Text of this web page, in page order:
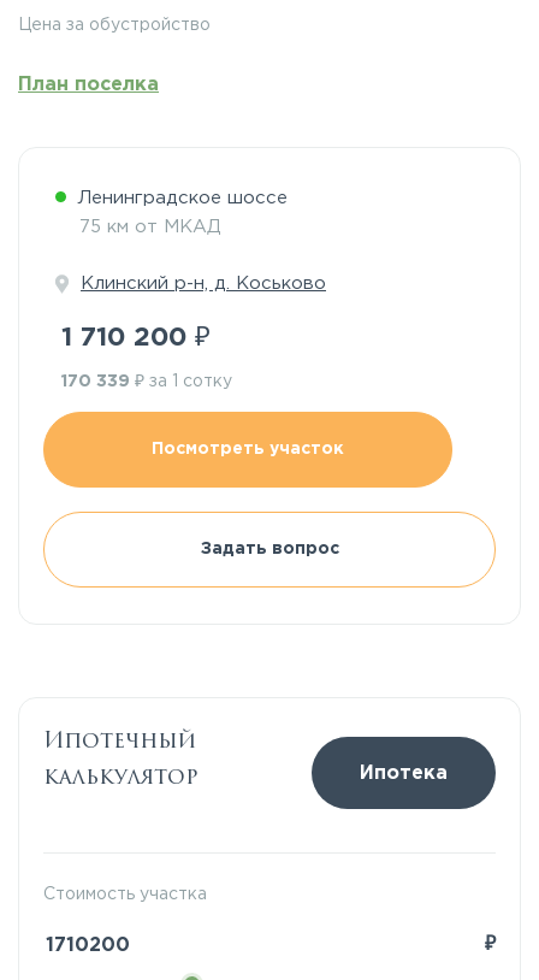
Цена за обустройство
План поселка
Ленинградское шоссе
75 км от МКАД
Клинский р-н, д. Коськово
1 710 200 ₽
170 339 ₽ за 1 сотку
Посмотреть участок
Задать вопрос
Ипотечный
калькулятор
Ипотека
Стоимость участка
₽